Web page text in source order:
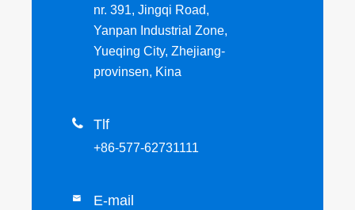
nr. 391, Jingqi Road,
Yanpan Industrial Zone,
Yueqing City, Zhejiang-
provinsen, Kina
 Tlf
+86-577-62731111
 E-mail